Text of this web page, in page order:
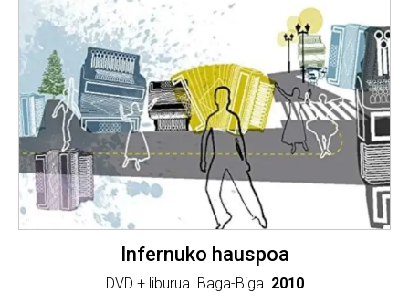
Infernuko hauspoa
DVD + liburua. Baga-Biga. 2010